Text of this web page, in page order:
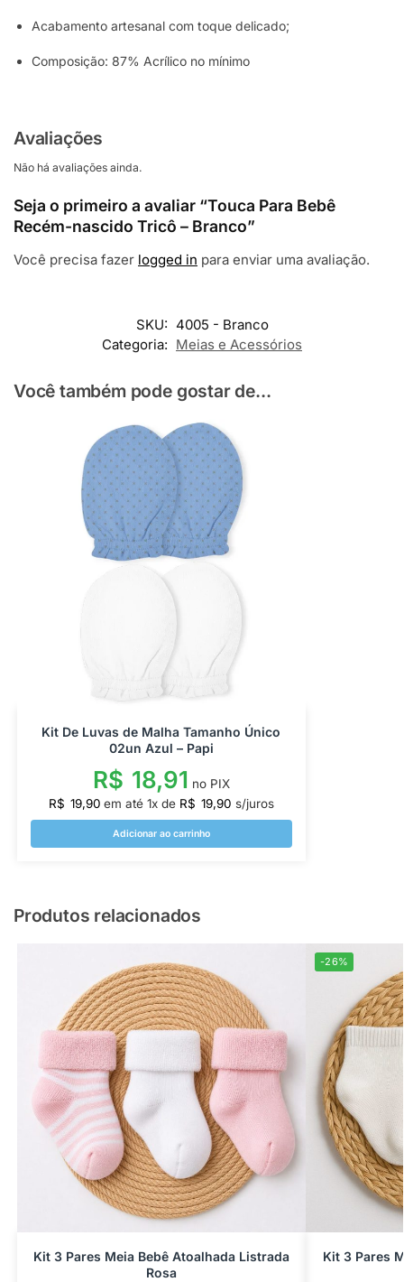
Acabamento artesanal com toque delicado;
Composição: 87% Acrílico no mínimo
Avaliações
Não há avaliações ainda.
Seja o primeiro a avaliar “Touca Para Bebê
Recém-nascido Tricô – Branco”
Você precisa fazer logged in para enviar uma avaliação.
SKU: 4005 - Branco
Categoria: Meias e Acessórios
Você também pode gostar de...
Kit De Luvas de Malha Tamanho Único
02un Azul – Papi
R$ 18,91 no PIX
R$ 19,90 em até 1x de R$ 19,90 s/juros
Adicionar ao carrinho
Produtos relacionados
Kit 3 Pares Meia Bebê Atoalhada Listrada
Rosa
-26%
Kit 3 Pares